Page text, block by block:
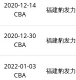
2020-12-14
CBA
福建豹发力
2020-12-30
CBA
福建豹发力
2022-01-03
CBA
福建豹发力